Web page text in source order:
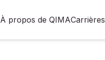
À propos de QIMACarrières